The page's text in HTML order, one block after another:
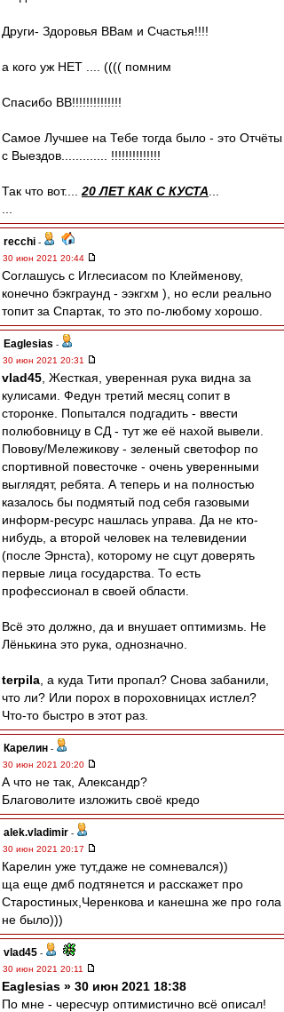
Други- Здоровья ВВам и Счастья!!!!
а кого уж НЕТ .... (((( помним
Спасибо ВВ!!!!!!!!!!!!!!
Cамое Лучшее на Тебе тогда было - это Отчёты
с Выездов............. !!!!!!!!!!!!!!
Так что вот.... 20 ЛЕТ КАК С КУСТА
recchi -
30 июн 2021 20:44
Соглашусь с Иглесиасом по Клейменову,
конечно бэкграунд - ээкгхм ), но если реально
топит за Спартак, то это по-любому хорошо.
Eaglesias -
30 июн 2021 20:31
vlad45 , Жесткая, уверенная рука видна за
кулисами. Федун третий месяц сопит в
сторонке. Попытался подгадить - ввести
полюбовницу в СД - тут же её нахой вывели.
Повову/Мележикову - зеленый светофор по
спортивной повесточке - очень уверенными
выглядят, ребята. А теперь и на полностью
казалось бы подмятый под себя газовыми
информ-ресурс нашлась управа. Да не кто-
нибудь, а второй человек на телевидении
(после Эрнста), которому не сцут доверять
первые лица государства. То есть
профессионал в своей области.
Всё это должно, да и внушает оптимизмь. Не
Лёнькина это рука, однозначно.
terpila , а куда Тити пропал? Снова забанили,
что ли? Или порох в пороховницах истлел?
Что-то быстро в этот раз.
Карелин -
30 июн 2021 20:20
А что не так, Александр?
Благоволите изложить своё кредо
alek.vladimir -
30 июн 2021 20:17
Карелин уже тут,даже не сомневался))
ща еще дмб подтянется и расскажет про
Старостиных,Черенкова и канешна же про гола
не было)))
vlad45 -
30 июн 2021 20:11
Eaglesias » 30 июн 2021 18:38
По мне - чересчур оптимистично всё описал!